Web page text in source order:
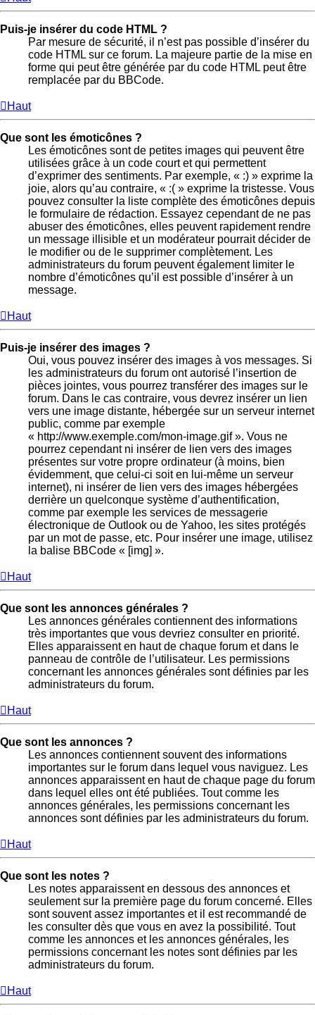
Puis-je insérer du code HTML ?
Par mesure de sécurité, il n’est pas possible d’insérer du
code HTML sur ce forum. La majeure partie de la mise en
forme qui peut être générée par du code HTML peut être
remplacée par du BBCode.
Haut
Que sont les émoticônes ?
Les émoticônes sont de petites images qui peuvent être
utilisées grâce à un code court et qui permettent
d’exprimer des sentiments. Par exemple, « :) » exprime la
joie, alors qu’au contraire, « :( » exprime la tristesse. Vous
pouvez consulter la liste complète des émoticônes depuis
le formulaire de rédaction. Essayez cependant de ne pas
abuser des émoticônes, elles peuvent rapidement rendre
un message illisible et un modérateur pourrait décider de
le modifier ou de le supprimer complètement. Les
administrateurs du forum peuvent également limiter le
nombre d’émoticônes qu’il est possible d’insérer à un
message.
Haut
Puis-je insérer des images ?
Oui, vous pouvez insérer des images à vos messages. Si
les administrateurs du forum ont autorisé l’insertion de
pièces jointes, vous pourrez transférer des images sur le
forum. Dans le cas contraire, vous devrez insérer un lien
vers une image distante, hébergée sur un serveur internet
public, comme par exemple
« http://www.exemple.com/mon-image.gif ». Vous ne
pourrez cependant ni insérer de lien vers des images
présentes sur votre propre ordinateur (à moins, bien
évidemment, que celui-ci soit en lui-même un serveur
internet), ni insérer de lien vers des images hébergées
derrière un quelconque système d’authentification,
comme par exemple les services de messagerie
électronique de Outlook ou de Yahoo, les sites protégés
par un mot de passe, etc. Pour insérer une image, utilisez
la balise BBCode « [img] ».
Haut
Que sont les annonces générales ?
Les annonces générales contiennent des informations
très importantes que vous devriez consulter en priorité.
Elles apparaissent en haut de chaque forum et dans le
panneau de contrôle de l’utilisateur. Les permissions
concernant les annonces générales sont définies par les
administrateurs du forum.
Haut
Que sont les annonces ?
Les annonces contiennent souvent des informations
importantes sur le forum dans lequel vous naviguez. Les
annonces apparaissent en haut de chaque page du forum
dans lequel elles ont été publiées. Tout comme les
annonces générales, les permissions concernant les
annonces sont définies par les administrateurs du forum.
Haut
Que sont les notes ?
Les notes apparaissent en dessous des annonces et
seulement sur la première page du forum concerné. Elles
sont souvent assez importantes et il est recommandé de
les consulter dès que vous en avez la possibilité. Tout
comme les annonces et les annonces générales, les
permissions concernant les notes sont définies par les
administrateurs du forum.
Haut